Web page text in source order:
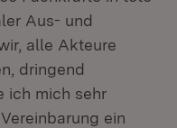
Aus- und
alle Akteure
dringend
ich mich sehr
ein